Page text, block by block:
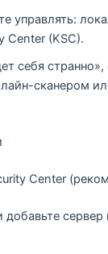
управлять:
Center (KSC).
себя странно»,
сканером
Center
добавьте